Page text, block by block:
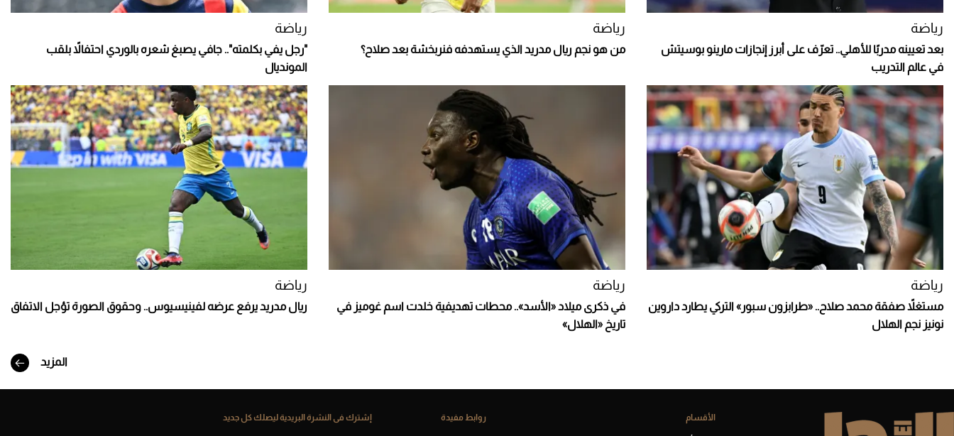
رياضة
بعد تعيينه مدربًا للأهلي.. تعرّف على أبرز إنجازات مارينو بوسيتش
في عالم التدريب
رياضة
من هو نجم ريال مدريد الذي يستهدفه فنربخشة بعد صلاح؟
رياضة
"رجل يفي بكلمته".. جافي يصبغ شعره بالوردي احتفالاً بلقب
المونديال
رياضة
مستغلاً صفقة محمد صلاح.. «طرابزون سبور» التركي يطارد داروين
نونيز نجم الهلال
رياضة
في ذكرى ميلاد «الأسد».. محطات تهديفية خلدت اسم غوميز في
تاريخ «الهلال»
رياضة
ريال مدريد يرفع عرضه لفينيسيوس.. وحقوق الصورة تؤجل الاتفاق
المزيد
الأقسام روابط مفيدة إشترك فى النشرة البريدية ليصلك كل جديد